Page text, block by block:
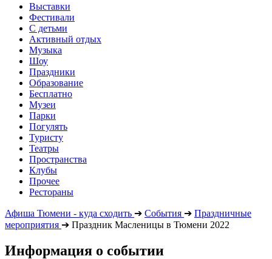
Выставки
Фестивали
С детьми
Активный отдых
Музыка
Шоу
Праздники
Образование
Бесплатно
Музеи
Парки
Погулять
Туристу
Театры
Пространства
Клубы
Прочее
Рестораны
Афиша Тюмени - куда сходить ➔ События ➔ Праздничные
мероприятия ➔ Праздник Масленицы в Тюмени 2022
Информация о событии